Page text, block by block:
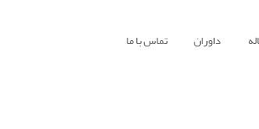
داوران تماس با ما